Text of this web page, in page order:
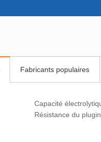
Fabricants populaires
Résistance du plugin